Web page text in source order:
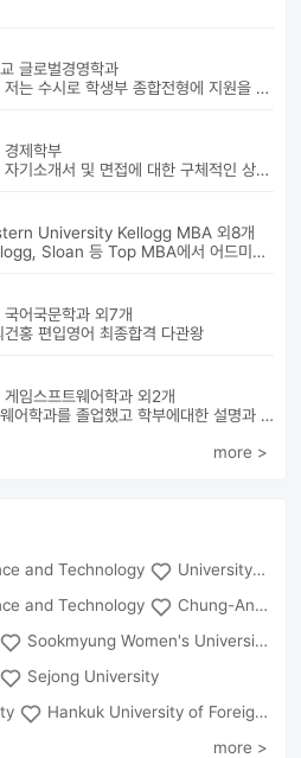
글로벌경영학과
안녕하세요 저는 수시로 학생부 종합전형에 지원을 해 성균관 대학교 글로...
경제학부
대치동에서 자기소개서 및 면접에 대한 구체적인 상담 진행하고 있습니다....
University Kellogg MBA 외8개
Haas, Kellogg, Sloan 등 Top MBA에서 어드미션을 받았으며 21년 가을...
어국문학과 외7개
건홍 편입영어 최종합격 다관왕
임스프트웨어학과 외2개
게임소프트웨어학과를 졸업했고 학부에대한 설명과 진로에대해서 알려드릴수 ...
more >
and Technology
University of Seoul
and Technology
Chung-Ang University
Sookmyung Women's University
Sejong University
Hankuk University of Foreign Studies(Global Campus
more >